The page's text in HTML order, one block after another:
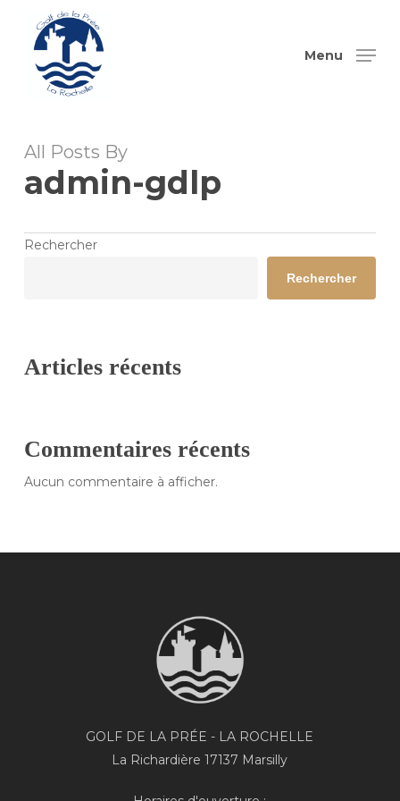
content
Menu
All Posts By
admin-gdlp
Rechercher
Rechercher
Articles récents
Commentaires récents
Aucun commentaire à afficher.
GOLF DE LA PRÉE - LA ROCHELLE
La Richardière 17137 Marsilly